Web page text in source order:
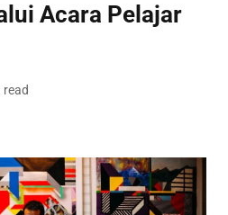
Acara Pelajar
read